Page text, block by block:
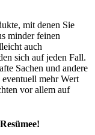
mit denen Sie
minder feinen
auch
sich auf jeden Fall.
Sachen und andere
mehr Wert
vor allem auf